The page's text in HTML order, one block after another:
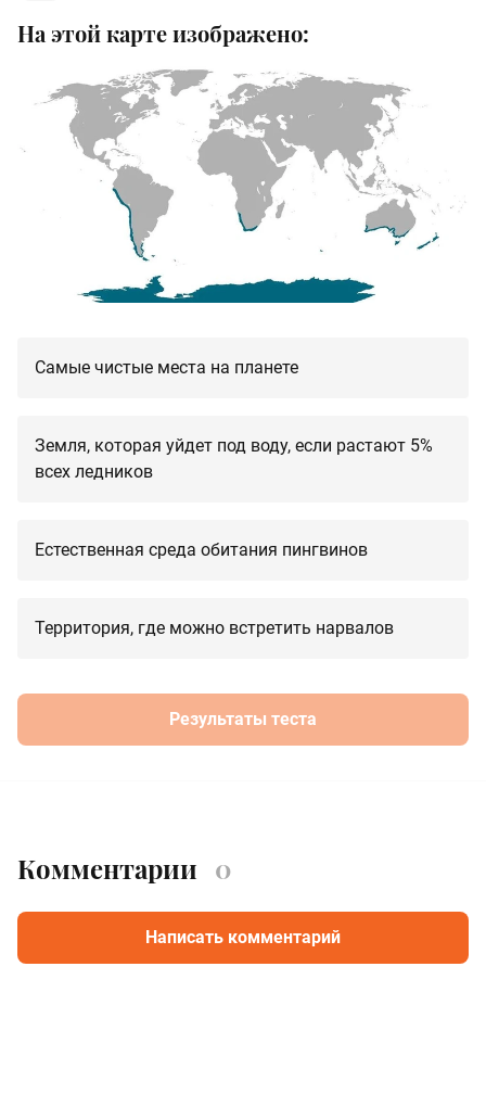
На этой карте изображено:
Самые чистые места на планете
Земля, которая уйдет под воду, если растают 5%
всех ледников
Естественная среда обитания пингвинов
Территория, где можно встретить нарвалов
Результаты теста
Комментарии 0
Написать комментарий